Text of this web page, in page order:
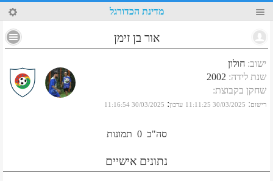
85 מדינת הכדורגל
אור בן זימן
ישוב: חולון
שנת לידה:
2002
שחקן בקבוצת:
רישום:
30/03/2025 11:11:25 עדכון:
30/03/2025 11:16:54
סה"כ 0 תמונות
נתונים אישיים